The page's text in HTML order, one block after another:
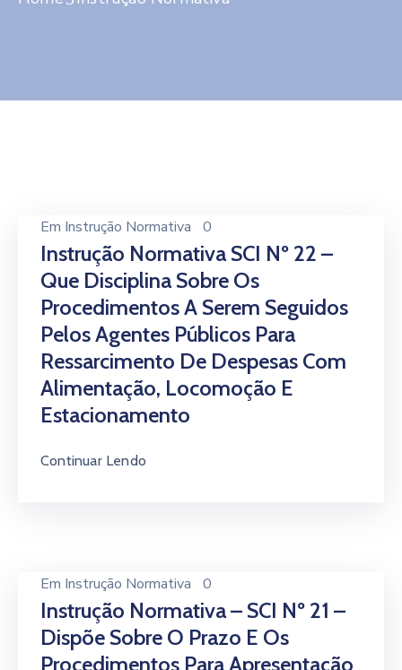
Em Instrução Normativa 0
Instrução Normativa SCI Nº 22 –
Que Disciplina Sobre Os
Procedimentos A Serem Seguidos
Pelos Agentes Públicos Para
Ressarcimento De Despesas Com
Alimentação, Locomoção E
Estacionamento
Continuar Lendo
Em Instrução Normativa 0
Instrução Normativa – SCI Nº 21 –
Dispõe Sobre O Prazo E Os
Procedimentos Para Apresentação